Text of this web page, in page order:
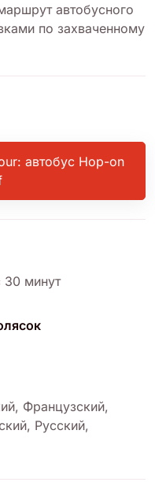
автобусного
по захваченному
автобус Hop-on
30 минут
, Французский,
, Русский,